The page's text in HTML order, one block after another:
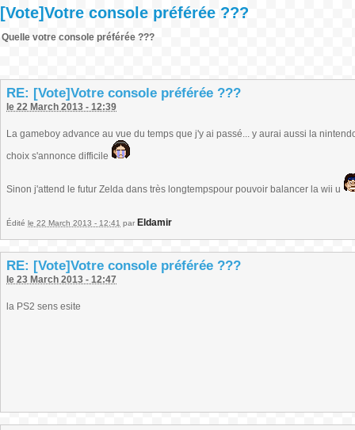
[Vote]Votre console préférée ???
Quelle votre console préférée ???
RE: [Vote]Votre console préférée ???
le 22 March 2013 - 12:39
La gameboy advance au vue du temps que j'y ai passé... y aurai aussi la
choix s'annonce difficile
Sinon j'attend le futur Zelda dans très longtempspour pouvoir balancer la wii u
Édité le 22 March 2013 - 12:41 par Eldamir
RE: [Vote]Votre console préférée ???
le 23 March 2013 - 12:47
la PS2 sens esite